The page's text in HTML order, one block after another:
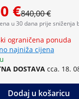
€840,00 €
u 30 dana prije sniženja
ograničena ponuda
najniža cijena
DOSTAVA cca. 18.
Dodaj u košaricu